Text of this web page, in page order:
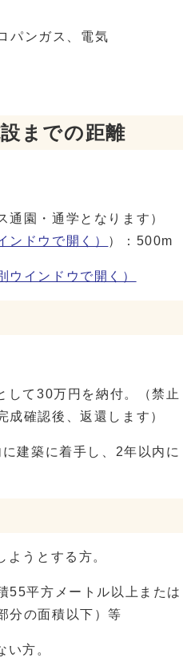
パンガス、電気
までの距離
通園・通学となります）
ンドウで開く） ）：500m
ウインドウで開く）
て30万円を納付。（禁止
成確認後、返還します）
建築に着手し、2年以内に
うとする方。
平方メートル以上または
分の面積以下）等
方。